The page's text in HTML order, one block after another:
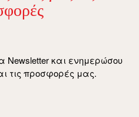
Newsletter και ενημερώσου
τις προσφορές μας.